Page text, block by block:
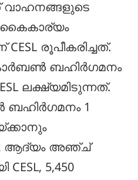
വാഹനങ്ങളുടെ
കൈകാര്യം
രൂപീകരിച്ചത്.
ബഹിർഗമനം
ലക്ഷ്യമിടുന്നത്.
ബഹിർഗമനം 1
ആദ്യം അഞ്ച്
5,450